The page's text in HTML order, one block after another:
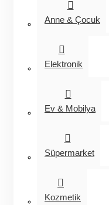
Anne & Çocuk
Elektronik
Ev & Mobilya
Süpermarket
Kozmetik